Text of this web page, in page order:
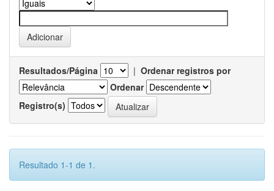
Resultados/Página | Ordenar registros por
Ordenar
Registro(s)
Resultado 1-1 de 1.